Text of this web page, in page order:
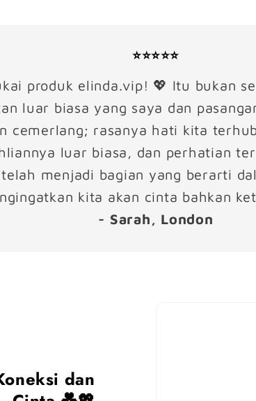
⭐⭐⭐⭐⭐
produk elinda.vip! 💖 Itu bukan
luar biasa yang saya dan
cemerlang; rasanya hati kita
luar biasa, dan perhatian
menjadi bagian yang berarti
kita akan cinta bahkan
- Sarah, London
dan